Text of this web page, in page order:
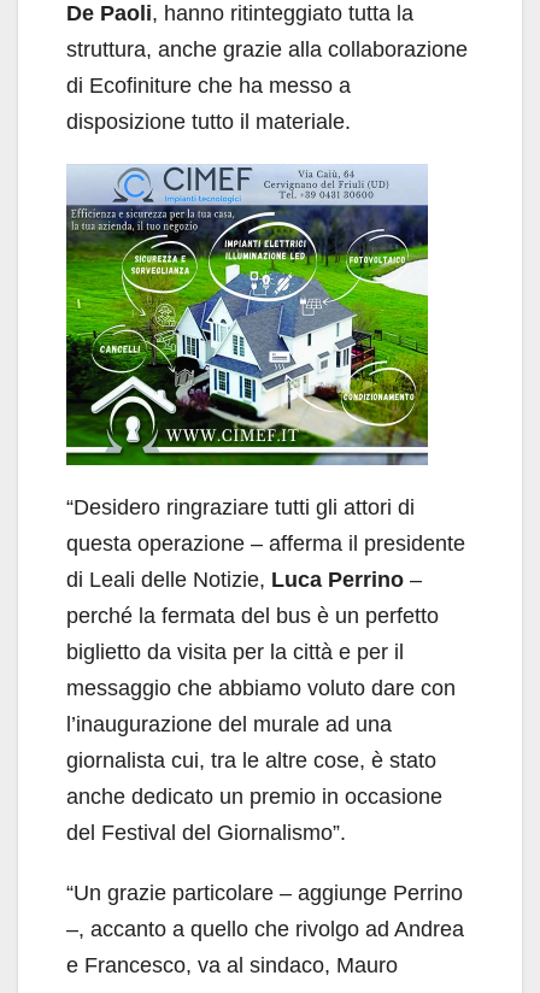
De Paoli, hanno ritinteggiato tutta la
struttura, anche grazie alla collaborazione
di Ecofiniture che ha messo a
disposizione tutto il materiale.
“Desidero ringraziare tutti gli attori di
questa operazione – afferma il presidente
di Leali delle Notizie, Luca Perrino –
perché la fermata del bus è un perfetto
biglietto da visita per la città e per il
messaggio che abbiamo voluto dare con
l’inaugurazione del murale ad una
giornalista cui, tra le altre cose, è stato
anche dedicato un premio in occasione
del Festival del Giornalismo”.
“Un grazie particolare – aggiunge Perrino
–, accanto a quello che rivolgo ad Andrea
e Francesco, va al sindaco, Mauro